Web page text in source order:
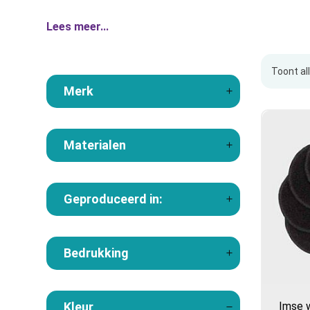
Lees meer...
Merk
Materialen
Geproduceerd in:
Bedrukking
Kleur
Toont
Imse